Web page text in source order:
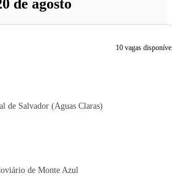
de agosto
10 vagas
de Salvador (Águas Claras)
de Monte Azul